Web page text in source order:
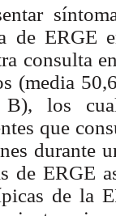
de ERGE
consulta
(media
B), los
que
durante
de ERGE
de la